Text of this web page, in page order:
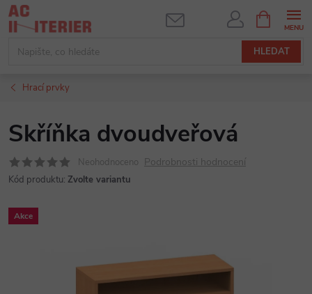
Přejít
na
HLEDAT
NÁKUPNÍ
KOŠÍK
Hrací prvky
Skříňka dvoudveřová
Neohodnoceno Podrobnosti hodnocení
Kód produktu: Zvolte variantu
Akce